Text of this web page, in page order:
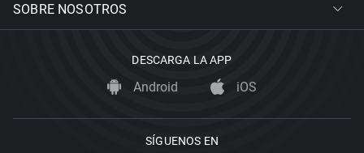
SOBRE NOSOTROS
DESCARGA LA APP
Android iOS
SÍGUENOS EN